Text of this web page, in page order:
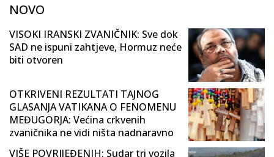
NOVO
VISOKI IRANSKI ZVANIČNIK: Sve dok
SAD ne ispuni zahtjeve, Hormuz neće
biti otvoren
OTKRIVENI REZULTATI TAJNOG
GLASANJA VATIKANA O FENOMENU
MEĐUGORJA: Većina crkvenih
zvaničnika ne vidi ništa nadnaravno
VIŠE POVRIJEĐENIH: Sudar tri vozila